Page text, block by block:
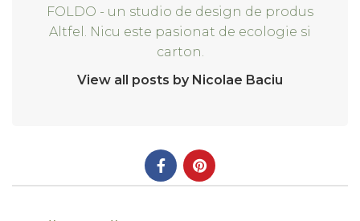
FOLDO - un studio de design de produs
Altfel. Nicu este pasionat de ecologie si
carton.
View all posts by Nicolae Baciu